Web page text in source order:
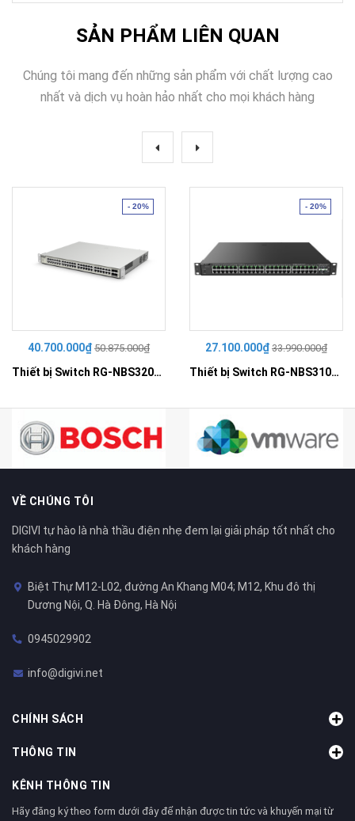
SẢN PHẨM LIÊN QUAN
Chúng tôi mang đến những sản phẩm với chất lượng cao
nhất và dịch vụ hoàn hảo nhất cho mọi khách hàng
- 20%
40.700.000₫ 50.875.000₫
Thiết bị Switch RG-NBS3200-48GT4XS-P
- 20%
27.100.000₫ 33.990.000₫
Thiết bị Switch RG-NBS3100-48GT4SFP-P
VỀ CHÚNG TÔI
DIGIVI tự hào là nhà thầu điện nhẹ đem lại giải pháp tốt nhất cho
khách hàng
Biệt Thự M12-L02, đường An Khang M04; M12, Khu đô thị
Dương Nội, Q. Hà Đông, Hà Nội
0945029902
info@digivi.net
CHÍNH SÁCH
THÔNG TIN
KÊNH THÔNG TIN
Hãy đăng ký theo form dưới đây để nhận được tin tức và khuyến mại từ